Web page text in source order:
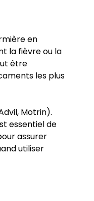
en
la fièvre ou la
être
les plus
Motrin).
essentiel de
assurer
utiliser